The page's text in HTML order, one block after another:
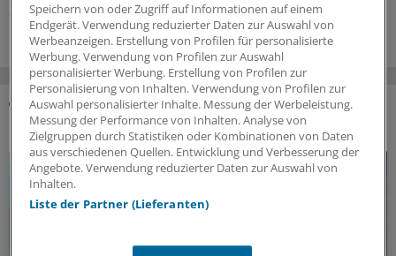
30.06.2026
DAS KÖNNTE SIE AUCH INTERESSIEREN
Speichern von oder Zugriff auf Informationen auf einem
Endgerät. Verwendung reduzierter Daten zur Auswahl von
Werbeanzeigen. Erstellung von Profilen für personalisierte
Werbung. Verwendung von Profilen zur Auswahl
personalisierter Werbung. Erstellung von Profilen zur
Personalisierung von Inhalten. Verwendung von Profilen zur
Auswahl personalisierter Inhalte. Messung der Werbeleistung.
Messung der Performance von Inhalten. Analyse von
Zielgruppen durch Statistiken oder Kombinationen von Daten
aus verschiedenen Quellen. Entwicklung und Verbesserung der
Angebote. Verwendung reduzierter Daten zur Auswahl von
Inhalten.
Liste der Partner (Lieferanten)